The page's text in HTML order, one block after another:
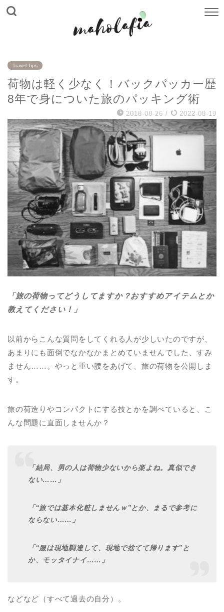
Travel Tips
荷物は軽く少なく！バックパッカー歴
8年で身についた旅のパッキング術
2018-08-26 / 2022-08-19
「旅の荷物ってどうしてますか？おすすめアイテムとか
教えてください！」
以前からこんな質問をしてくれる人が少しいたのですが、
あまりにも面倒でなかなかまとめていませんでした、すみ
ません……。やっと重い腰をあげて、旅の荷物を公開しま
す。
旅の荷造りやコンパクトにする技とかを調べていると、こ
んな問題に直面しませんか？
「結局、男の人は荷物少ないから楽よね。真似でき
ない……」
「“旅では基本化粧しませんｗ”とか、まるで参考に
ならない……」
「“服は現地調達して、現地で捨てて帰ります”と
か、モッタイナイ……」
などなど（すべて過去の自分）。